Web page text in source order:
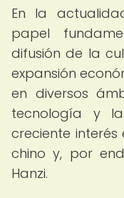
En la
papel
difusión de la
expansión
en diversos
tecnología y
creciente
chino y, por
Hanzi.